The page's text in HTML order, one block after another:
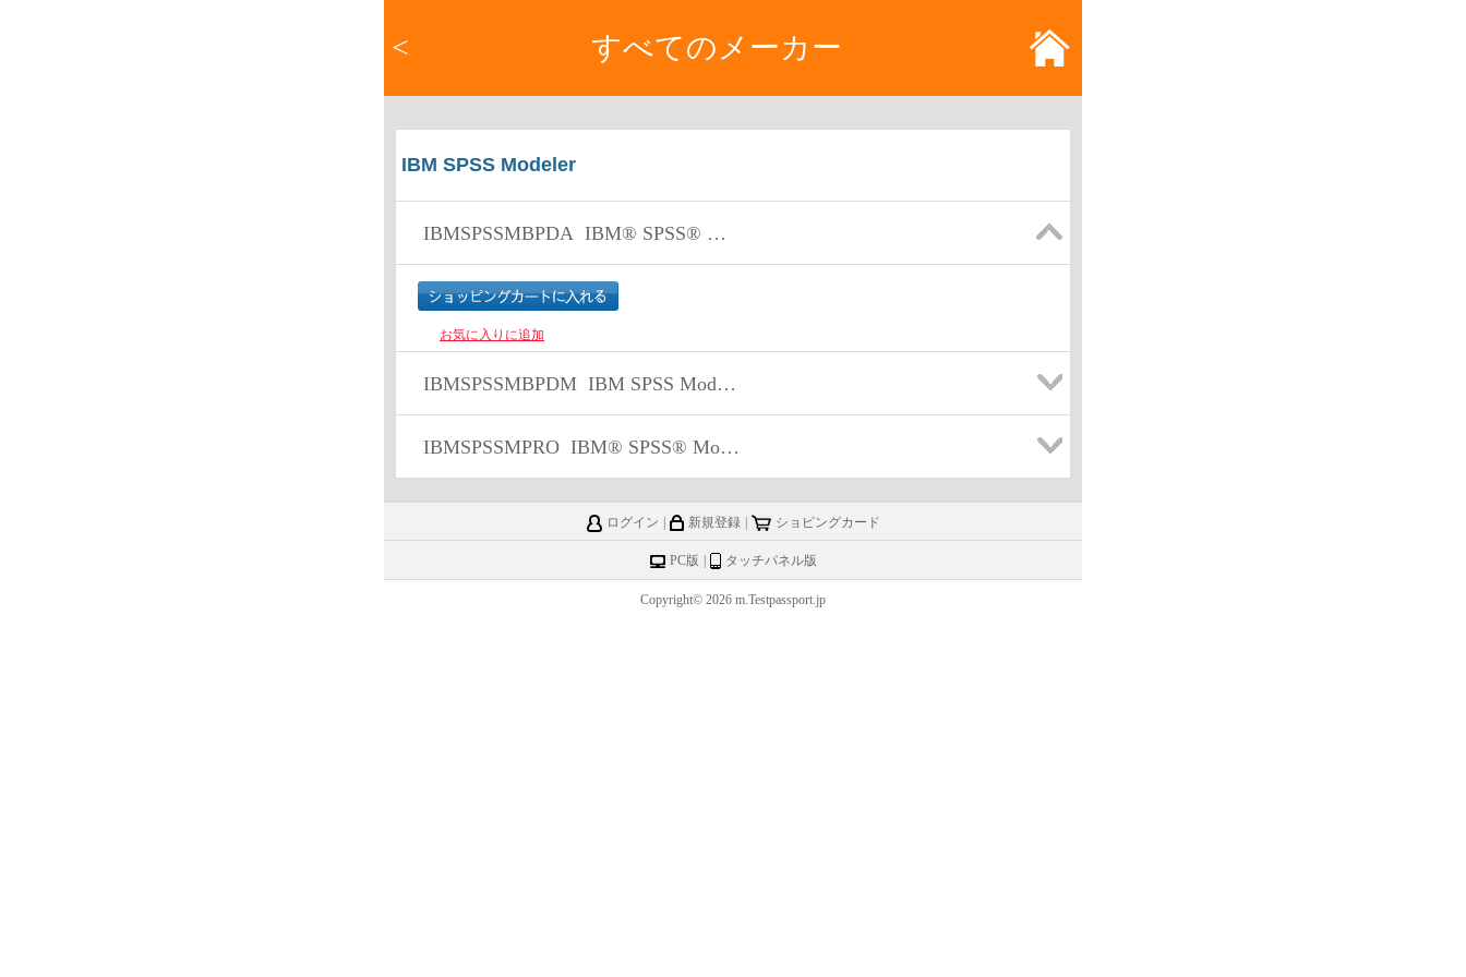
< すべてのメーカー
IBM SPSS Modeler
IBMSPSSMBPDA IBM® SPSS® Modeler - Business Partner Data Analyst Associate Exam
お気に入りに追加
IBMSPSSMBPDM IBM SPSS Modeler Business Partner Data Mining Associate
IBMSPSSMPRO IBM® SPSS® Modeler Professional Certification
ログイン 新規登録 ショピングカード
PC版 タッチパネル版
Copyright© 2026 m.Testpassport.jp